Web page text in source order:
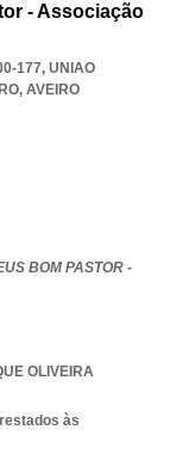
- Associação
177, UNIAO
, AVEIRO
BOM PASTOR -
OLIVEIRA
às